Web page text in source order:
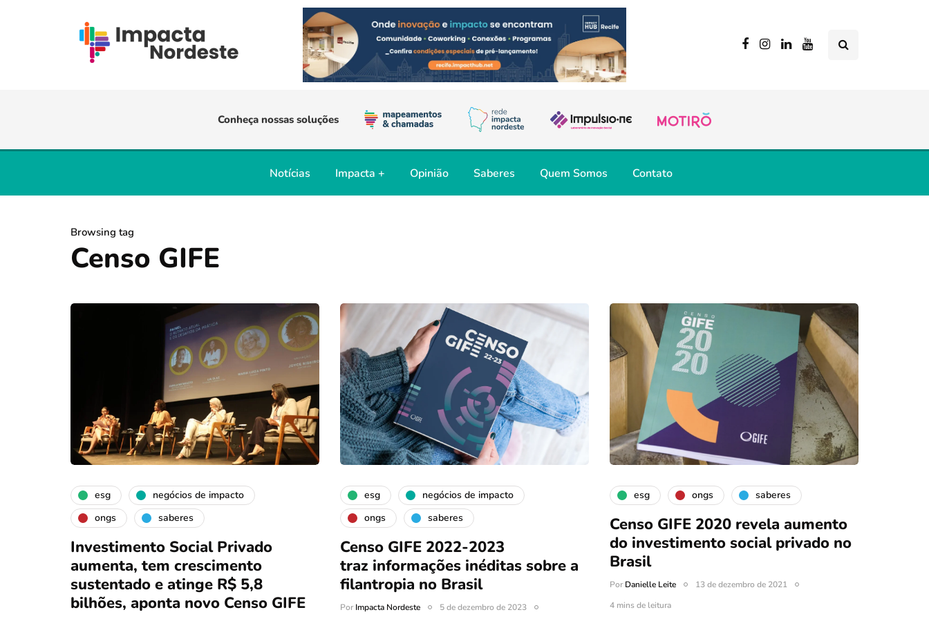
Conheça nossas soluções
Notícias Impacta + Opinião Saberes Quem Somos Contato
Browsing tag
Censo GIFE
esg
negócios de impacto
ongs
saberes
Investimento Social Privado
aumenta, tem crescimento
sustentado e atinge R$ 5,8
bilhões, aponta novo Censo GIFE
esg
negócios de impacto
ongs
saberes
Censo GIFE 2022-2023
traz informações inéditas sobre a
filantropia no Brasil
PorImpacta Nordeste 5 de dezembro de 2023
esg ongs saberes
Censo GIFE 2020 revela aumento
do investimento social privado no
Brasil
PorDanielle Leite
13 de dezembro de 2021
4 mins de leitura